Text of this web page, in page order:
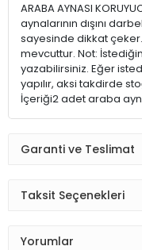
ARABA AYNASI
aynalarının dışını
sayesinde dikkat çeker.
mevcuttur. Not:
yazabilirsiniz. Eğer
yapılır, aksi takdirde
İçeriği2 adet araba
Garanti ve Teslimat
Taksit Seçenekleri
Yorumlar